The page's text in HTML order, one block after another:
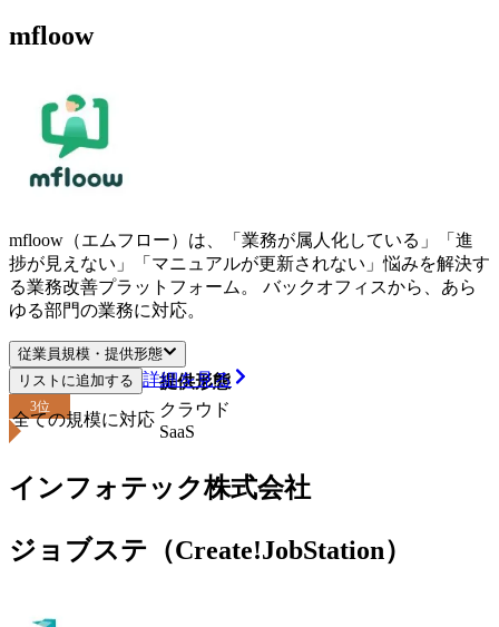
mfloow
mfloow（エムフロー）は、「業務が属人化している」「進
捗が見えない」「マニュアルが更新されない」悩みを解決す
る業務改善プラットフォーム。 バックオフィスから、あら
ゆる部門の業務に対応。
従業員規模・提供形態
従業員規模
提供形態
全ての規模に対応
クラウド
SaaS
リストに追加する 詳細を見る
3位
インフォテック株式会社
ジョブステ（Create!JobStation）